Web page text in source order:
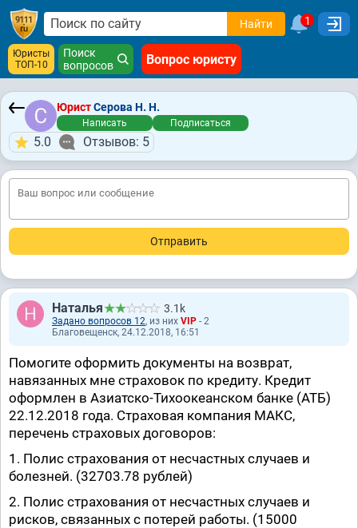
Найти 1
Юристы
ТОП-10
Поиск
вопросов
Вопрос юристу
ЮристСерова Н. Н.
Написать Подписаться
5.0 Отзывов: 5
Наталья 3.1k
Задано вопросов 12, из них VIP - 2
Благовещенск, 24.12.2018, 16:51
Помогите оформить документы на возврат,
навязанных мне страховок по кредиту. Кредит
оформлен в Азиатско-Тихоокеанском банке (АТБ)
22.12.2018 года. Страховая компания МАКС,
перечень страховых договоров:
1. Полис страхования от несчастных случаев и
болезней. (32703.78 рублей)
2. Полис страхования от несчастных случаев и
рисков, связанных с потерей работы. (15000